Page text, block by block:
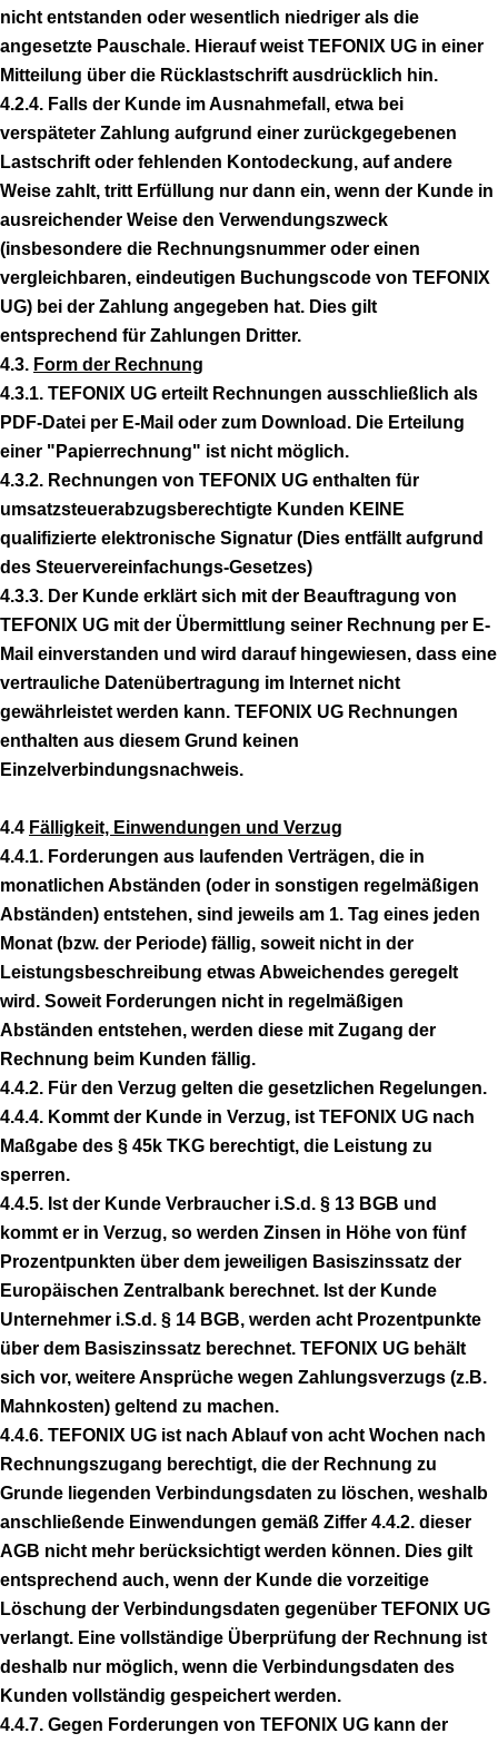
nicht entstanden oder wesentlich niedriger als die
angesetzte Pauschale. Hierauf weist TEFONIX UG in einer
Mitteilung über die Rücklastschrift ausdrücklich hin.
4.2.4. Falls der Kunde im Ausnahmefall, etwa bei
verspäteter Zahlung aufgrund einer zurückgegebenen
Lastschrift oder fehlenden Kontodeckung, auf andere
Weise zahlt, tritt Erfüllung nur dann ein, wenn der Kunde in
ausreichender Weise den Verwendungszweck
(insbesondere die Rechnungsnummer oder einen
vergleichbaren, eindeutigen Buchungscode von TEFONIX
UG) bei der Zahlung angegeben hat. Dies gilt
entsprechend für Zahlungen Dritter.
4.3. Form der Rechnung
4.3.1. TEFONIX UG erteilt Rechnungen ausschließlich als
PDF-Datei per E-Mail oder zum Download. Die Erteilung
einer "Papierrechnung" ist nicht möglich.
4.3.2. Rechnungen von TEFONIX UG enthalten für
umsatzsteuerabzugsberechtigte Kunden KEINE
qualifizierte elektronische Signatur (Dies entfällt aufgrund
des Steuervereinfachungs-Gesetzes)
4.3.3. Der Kunde erklärt sich mit der Beauftragung von
TEFONIX UG mit der Übermittlung seiner Rechnung per E-
Mail einverstanden und wird darauf hingewiesen, dass eine
vertrauliche Datenübertragung im Internet nicht
gewährleistet werden kann. TEFONIX UG Rechnungen
enthalten aus diesem Grund keinen
Einzelverbindungsnachweis.
4.4 Fälligkeit, Einwendungen und Verzug
4.4.1. Forderungen aus laufenden Verträgen, die in
monatlichen Abständen (oder in sonstigen regelmäßigen
Abständen) entstehen, sind jeweils am 1. Tag eines jeden
Monat (bzw. der Periode) fällig, soweit nicht in der
Leistungsbeschreibung etwas Abweichendes geregelt
wird. Soweit Forderungen nicht in regelmäßigen
Abständen entstehen, werden diese mit Zugang der
Rechnung beim Kunden fällig.
4.4.2. Für den Verzug gelten die gesetzlichen Regelungen.
4.4.4. Kommt der Kunde in Verzug, ist TEFONIX UG nach
Maßgabe des § 45k TKG berechtigt, die Leistung zu
sperren.
4.4.5. Ist der Kunde Verbraucher i.S.d. § 13 BGB und
kommt er in Verzug, so werden Zinsen in Höhe von fünf
Prozentpunkten über dem jeweiligen Basiszinssatz der
Europäischen Zentralbank berechnet. Ist der Kunde
Unternehmer i.S.d. § 14 BGB, werden acht Prozentpunkte
über dem Basiszinssatz berechnet. TEFONIX UG behält
sich vor, weitere Ansprüche wegen Zahlungsverzugs (z.B.
Mahnkosten) geltend zu machen.
4.4.6. TEFONIX UG ist nach Ablauf von acht Wochen nach
Rechnungszugang berechtigt, die der Rechnung zu
Grunde liegenden Verbindungsdaten zu löschen, weshalb
anschließende Einwendungen gemäß Ziffer 4.4.2. dieser
AGB nicht mehr berücksichtigt werden können. Dies gilt
entsprechend auch, wenn der Kunde die vorzeitige
Löschung der Verbindungsdaten gegenüber TEFONIX UG
verlangt. Eine vollständige Überprüfung der Rechnung ist
deshalb nur möglich, wenn die Verbindungsdaten des
Kunden vollständig gespeichert werden.
4.4.7. Gegen Forderungen von TEFONIX UG kann der